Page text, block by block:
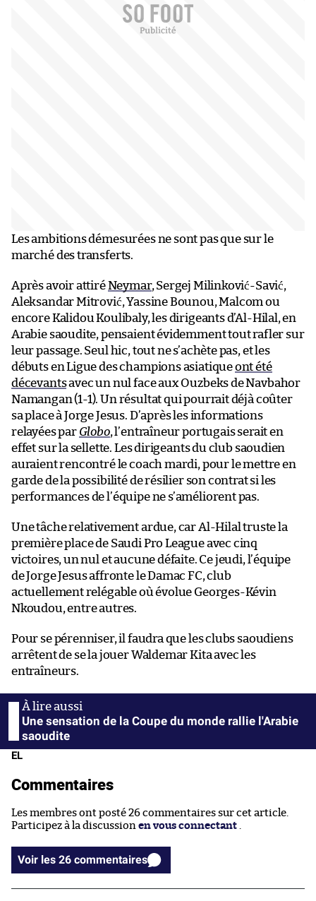
Les ambitions démesurées ne sont pas que sur le
marché des transferts.
Après avoir attiréNeymar, Sergej Milinković-Savić,
Aleksandar Mitrović, Yassine Bounou, Malcom ou
encore Kalidou Koulibaly, les dirigeants d’Al-Hilal, en
Arabie saoudite, pensaient évidemment tout rafler sur
leur passage. Seul hic, tout ne s’achète pas, et les
débuts en Ligue des champions asiatiqueont été
décevantsavec un nul face aux Ouzbeks de Navbahor
Namangan (1-1). Un résultat qui pourrait déjà coûter
sa place à Jorge Jesus. D’après les informations
relayées par Globo, l’entraîneur portugais serait en
effet sur la sellette. Les dirigeants du club saoudien
auraient rencontré le coach mardi, pour le mettre en
garde de la possibilité de résilier son contrat si les
performances de l’équipe ne s’améliorent pas.
Une tâche relativement ardue, car Al-Hilal truste la
première place de Saudi Pro League avec cinq
victoires, un nul et aucune défaite. Ce jeudi, l’équipe
de Jorge Jesus affronte le Damac FC, club
actuellement relégable où évolue Georges-Kévin
Nkoudou, entre autres.
Pour se pérenniser, il faudra que les clubs saoudiens
arrêtent de se la jouer Waldemar Kita avec les
entraîneurs.
Une sensation de la Coupe du monde rallie l'Arabie
saoudite
EL
Commentaires
Les membres ont posté 26 commentaires sur cet article.
Participez à la discussion en vous connectant .
Voir les 26 commentaires